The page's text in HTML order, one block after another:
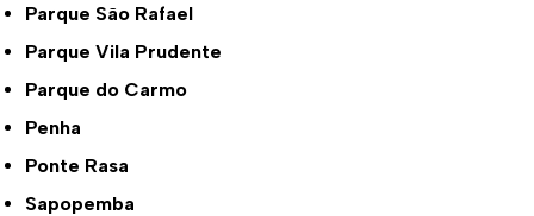
Parque São Rafael
Parque Vila Prudente
Parque do Carmo
Penha
Ponte Rasa
Sapopemba